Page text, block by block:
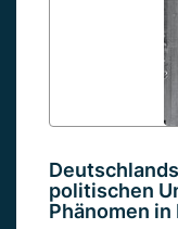
politischen
Phänomen